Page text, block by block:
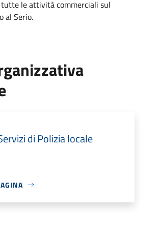
le attività commerciali sul
al Serio.
di Polizia locale